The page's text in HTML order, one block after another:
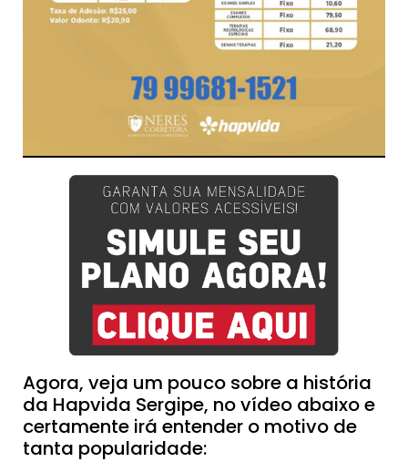
Agora, veja um pouco sobre a história
da Hapvida Sergipe, no vídeo abaixo e
certamente irá entender o motivo de
tanta popularidade: